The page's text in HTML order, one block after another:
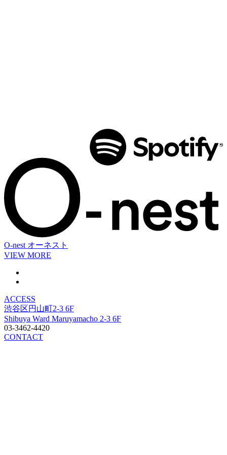
O-nest オーネスト
VIEW MORE
ACCESS
渋谷区円山町2-3 6F
Shibuya Ward Maruyamacho 2-3 6F
03-3462-4420
CONTACT